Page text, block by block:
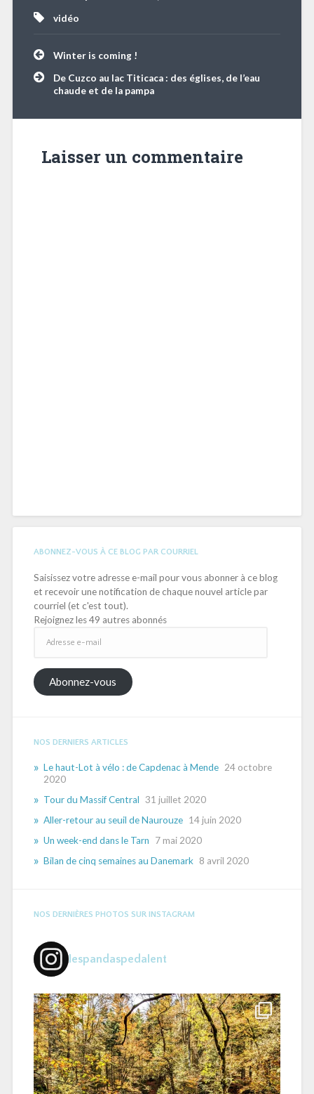
vidéo
Navigation
de
l’article
Winter is coming !
De Cuzco au lac Titicaca : des églises, de l’eau
chaude et de la pampa
Laisser un commentaire
ABONNEZ-VOUS À CE BLOG PAR COURRIEL
Saisissez votre adresse e-mail pour vous abonner à ce blog
et recevoir une notification de chaque nouvel article par
courriel (et c'est tout).
Rejoignez les 49 autres abonnés
mail
Abonnez-vous
NOS DERNIERS ARTICLES
Le haut-Lot à vélo : de Capdenac à Mende 24 octobre
2020
Tour du Massif Central 31 juillet 2020
Aller-retour au seuil de Naurouze 14 juin 2020
Un week-end dans le Tarn
7 mai 2020
Bilan de cinq semaines au Danemark 8 avril 2020
NOS DERNIÈRES PHOTOS SUR INSTAGRAM
lespandaspedalent